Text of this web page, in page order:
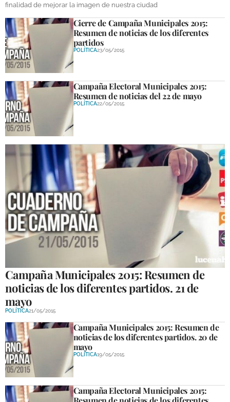
finalidad de mejorar la imagen de nuestra ciudad
Cierre de Campaña Municipales 2015:
Resumen de noticias de los diferentes
partidos
POLÍTICA23/05/2015
Campaña Electoral Municipales 2015:
Resumen de noticias del 22 de mayo
POLÍTICA22/05/2015
Campaña Municipales 2015: Resumen de
noticias de los diferentes partidos. 21 de
mayo
POLÍTICA21/05/2015
Campaña Municipales 2015: Resumen de
noticias de los diferentes partidos. 20 de
mayo
POLÍTICA19/05/2015
Campaña Electoral Municipales 2015: